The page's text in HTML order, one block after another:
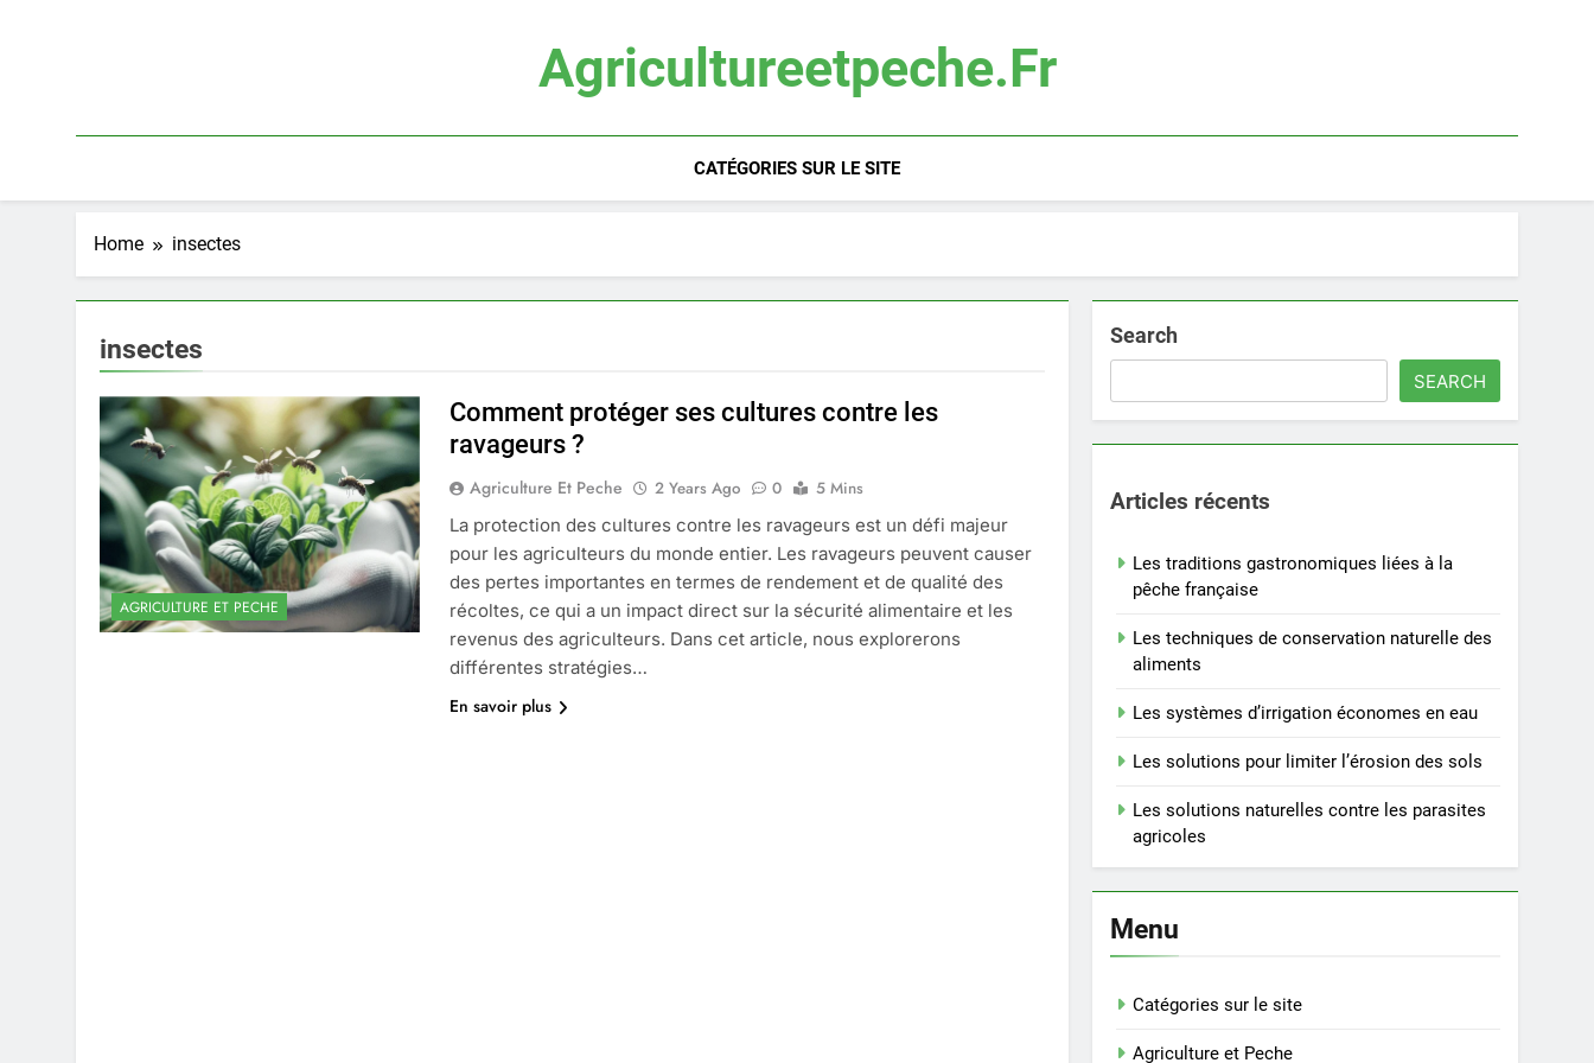
Agricultureetpeche.fr
CATÉGORIES SUR LE SITE
Home insectes
insectes
AGRICULTURE ET PECHE
Comment protéger ses cultures contre les
ravageurs ?
Agriculture Et Peche 2 Years Ago 0
5 Mins
La protection des cultures contre les ravageurs est un défi majeur
pour les agriculteurs du monde entier. Les ravageurs peuvent causer
des pertes importantes en termes de rendement et de qualité des
récoltes, ce qui a un impact direct sur la sécurité alimentaire et les
revenus des agriculteurs. Dans cet article, nous explorerons
différentes stratégies…
En savoir plus
Search
SEARCH
Articles récents
Les traditions gastronomiques liées à la
pêche française
Les techniques de conservation naturelle des
aliments
Les systèmes d’irrigation économes en eau
Les solutions pour limiter l’érosion des sols
Les solutions naturelles contre les parasites
agricoles
Menu
Catégories sur le site
Agriculture et Peche